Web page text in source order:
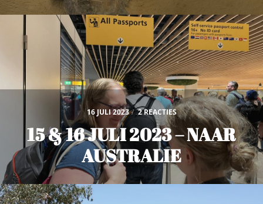
16 JULI 2023 / 2 REACTIES
15 & 16 JULI 2023 – NAAR
AUSTRALIE